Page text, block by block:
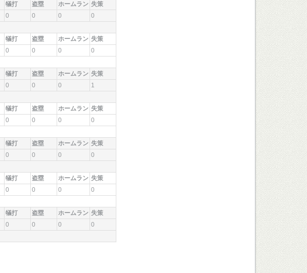
犠打 盗塁 ホームラン 失策
0 0 0
0
犠打 盗塁 ホームラン 失策
0 0 0
0
犠打 盗塁 ホームラン 失策
0 0 0
1
犠打 盗塁 ホームラン 失策
0 0 0
0
犠打 盗塁 ホームラン 失策
0 0 0
0
犠打 盗塁 ホームラン 失策
0 0 0
0
犠打 盗塁 ホームラン 失策
0 0 0
0